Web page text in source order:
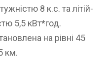
8 к.с. та літій-
5,5 кВт*год.
на рівні 45
км.